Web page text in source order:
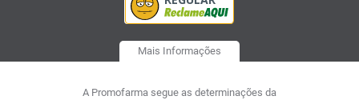
Mais Informações
A Promofarma segue as determinações da